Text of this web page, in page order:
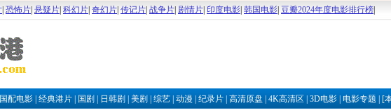
恐怖片 悬疑片 科幻片 奇幻片 传记片 战争片 剧情片 印度电影 韩国电影 豆瓣2024年度电影排行榜
国配电影 经典港片 国剧 日韩剧 美剧 综艺 动漫 纪录片 高清原盘 4K高清区 3D电影 电影专题 [